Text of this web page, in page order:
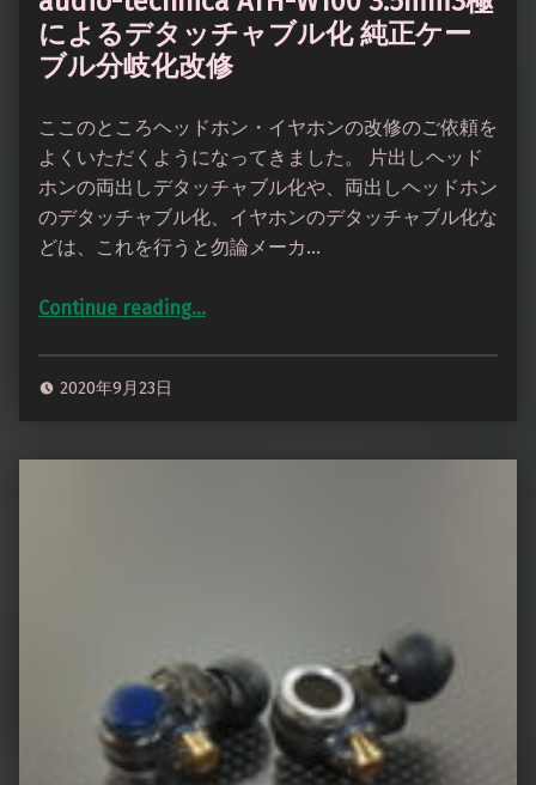
によるデタッチャブル化 純正ケー
ブル分岐化改修
ここのところヘッドホン・イヤホンの改修のご依頼を
よくいただくようになってきました。 片出しヘッド
ホンの両出しデタッチャブル化や、両出しヘッドホン
のデタッチャブル化、イヤホンのデタッチャブル化な
どは、これを行うと勿論メーカ…
Continue reading…
2020年9月23日